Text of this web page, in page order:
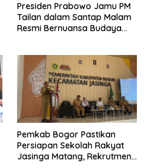
Presiden Prabowo Jamu PM
Tailan dalam Santap Malam
Resmi Bernuansa Budaya
Pemkab Bogor Pastikan
Persiapan Sekolah Rakyat
Jasinga Matang, Rekrutmen